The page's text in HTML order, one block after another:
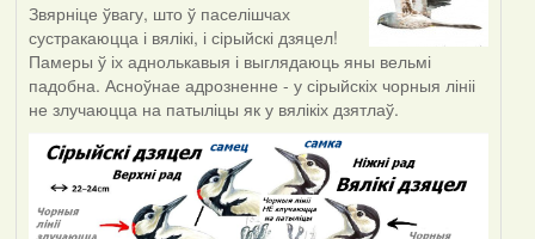
Звярніце ўвагу, што ў паселішчах
сустракаюцца і вялікі, і сірыйскі дзяцел!
Памеры ў іх аднолькавыя і выглядаюць яны вельмі
падобна. Асноўнае адрозненне - у сірыйскіх чорныя лініі
не злучаюцца на патыліцы як у вялікіх дзятлаў.